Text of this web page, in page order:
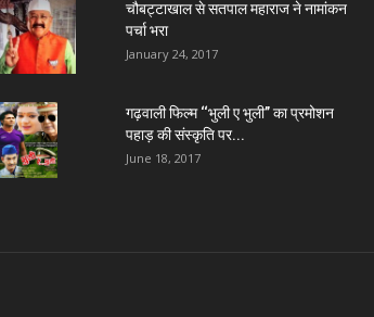
चौबट्टाखाल से सतपाल महाराज ने नामांकन
पर्चा भरा
January 24, 2017
गढ़वाली फिल्म ‘‘भुली ए भुली’’ का प्रमोशन
पहाड़ की संस्कृति पर...
June 18, 2017